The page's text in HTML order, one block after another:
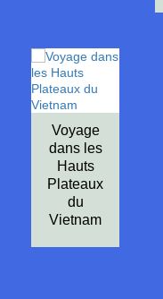
Voyage
dans les
Hauts
Plateaux
du
Vietnam